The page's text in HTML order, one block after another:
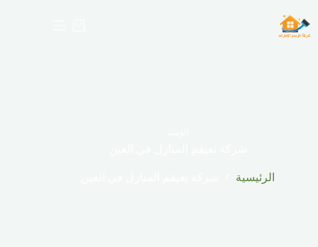
إلى
المحتوى
الرئيسية